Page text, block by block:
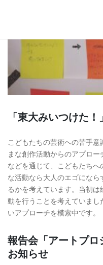
「東大みいつけた！」
こどもたちの芸術への苦手
まな創作活動からのアプロ
などを通じて、こどもたち
な活動なら大人のエゴにな
るかを考えています。当初
動を行うことを考えていま
いアプローチを模索中です。
報告会「アートプロ
お知らせ